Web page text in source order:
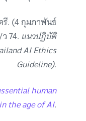
รี. (4 กุมภาพันธ์
74. แนวปฏิบัติ
AI Ethics
Guideline).
human
the age of AI.